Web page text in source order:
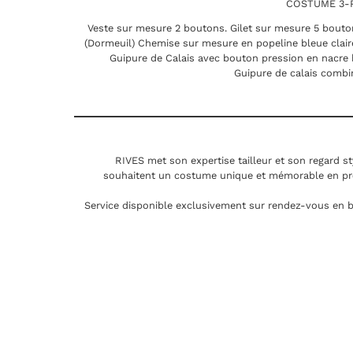
COSTUME 3-
Veste sur mesure 2 boutons. Gilet sur mesure 5
(Dormeuil) Chemise sur mesure en popeline bleue
Guipure de Calais avec bouton pression en
Guipure de calais
RIVES met son expertise tailleur et son regard
souhaitent un costume unique et mémorable en
Service disponible exclusivement sur rendez-vous en